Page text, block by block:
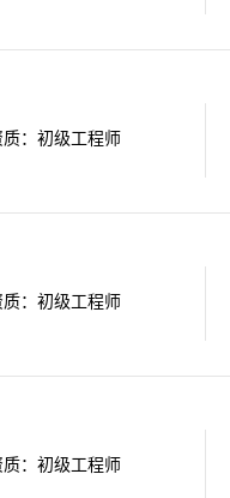
：初级工程师
：初级工程师
：初级工程师